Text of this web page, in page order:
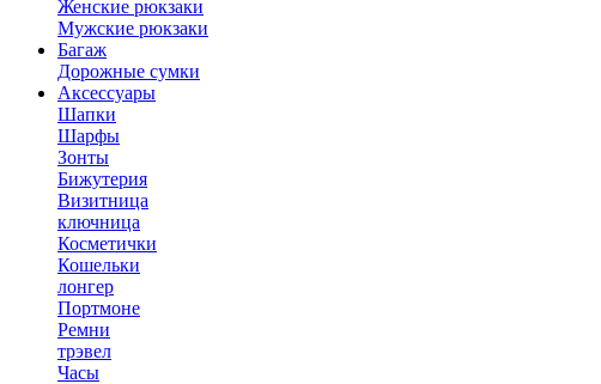
Женские рюкзаки
Мужские рюкзаки
Багаж
Дорожные сумки
Аксессуары
Шапки
Шарфы
Зонты
Бижутерия
Визитница
ключница
Косметички
Кошельки
лонгер
Портмоне
Ремни
трэвел
Часы